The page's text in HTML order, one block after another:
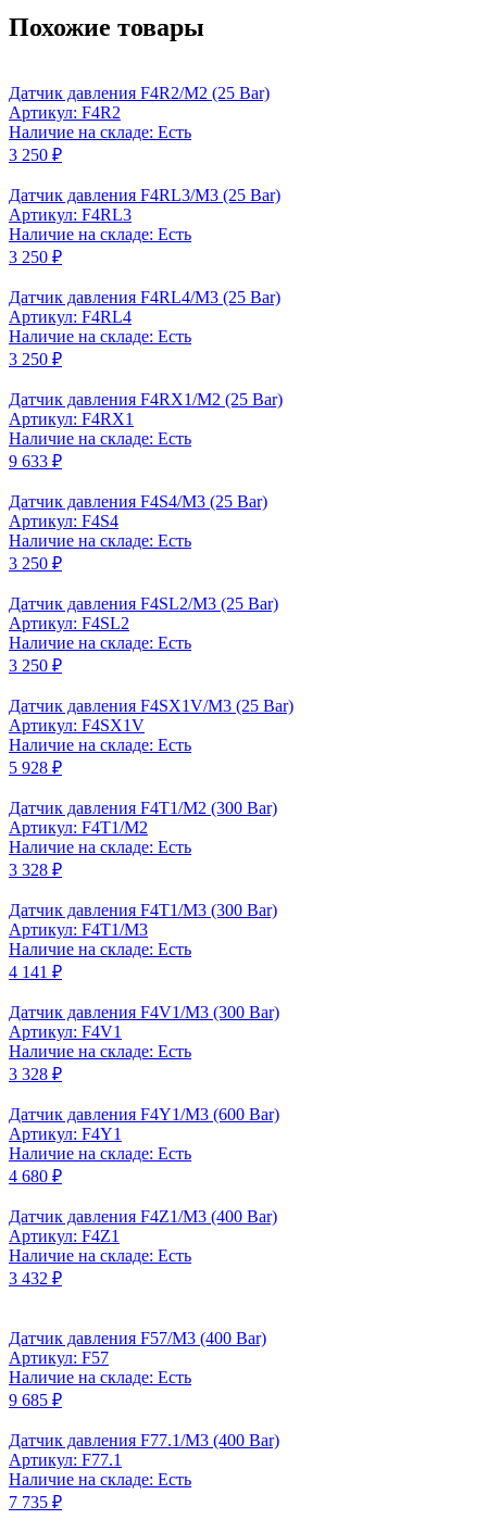
Похожие товары
Датчик давления F4R2/M2 (25 Bar)
Артикул: F4R2
Наличие на складе: Есть
3 250 ₽
Датчик давления F4RL3/M3 (25 Bar)
Артикул: F4RL3
Наличие на складе: Есть
3 250 ₽
Датчик давления F4RL4/M3 (25 Bar)
Артикул: F4RL4
Наличие на складе: Есть
3 250 ₽
Датчик давления F4RX1/M2 (25 Bar)
Артикул: F4RX1
Наличие на складе: Есть
9 633 ₽
Датчик давления F4S4/M3 (25 Bar)
Артикул: F4S4
Наличие на складе: Есть
3 250 ₽
Датчик давления F4SL2/M3 (25 Bar)
Артикул: F4SL2
Наличие на складе: Есть
3 250 ₽
Датчик давления F4SX1V/M3 (25 Bar)
Артикул: F4SX1V
Наличие на складе: Есть
5 928 ₽
Датчик давления F4T1/M2 (300 Bar)
Артикул: F4T1/M2
Наличие на складе: Есть
3 328 ₽
Датчик давления F4T1/M3 (300 Bar)
Артикул: F4T1/M3
Наличие на складе: Есть
4 141 ₽
Датчик давления F4V1/M3 (300 Bar)
Артикул: F4V1
Наличие на складе: Есть
3 328 ₽
Датчик давления F4Y1/M3 (600 Bar)
Артикул: F4Y1
Наличие на складе: Есть
4 680 ₽
Датчик давления F4Z1/M3 (400 Bar)
Артикул: F4Z1
Наличие на складе: Есть
3 432 ₽
Датчик давления F57/M3 (400 Bar)
Артикул: F57
Наличие на складе: Есть
9 685 ₽
Датчик давления F77.1/M3 (400 Bar)
Артикул: F77.1
Наличие на складе: Есть
7 735 ₽